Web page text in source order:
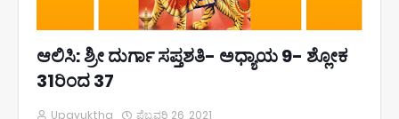
ಆಲಿಸಿ: ಶ್ರೀ ದುರ್ಗಾ ಸಪ್ತಶತಿ- ಅಧ್ಯಾಯ 9- ಶ್ಲೋಕ
31ರಿಂದ 37
Upayuktha ಫೆಬ್ರವರಿ 26, 2021